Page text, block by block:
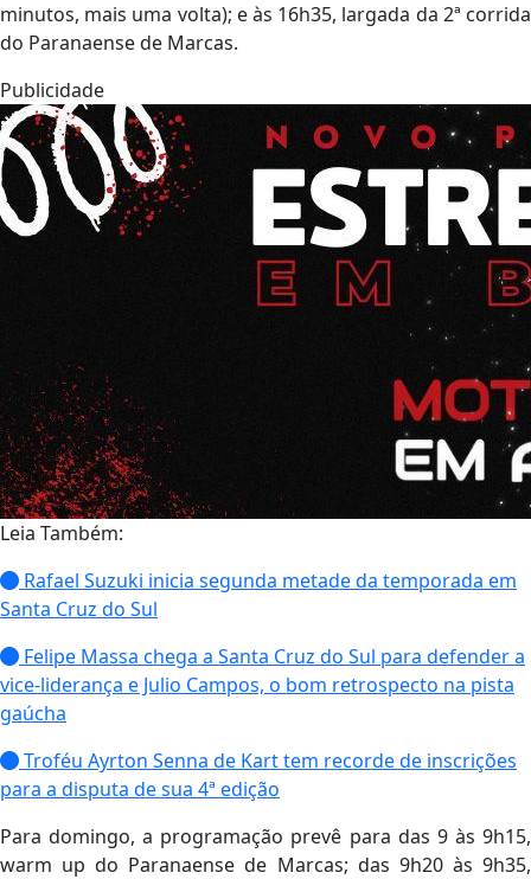
minutos, mais uma volta); e às 16h35, largada da 2ª corrida
do Paranaense de Marcas.
Publicidade
Leia Também:
Rafael Suzuki inicia segunda metade da temporada em
Santa Cruz do Sul
Felipe Massa chega a Santa Cruz do Sul para defender a
vice-liderança e Julio Campos, o bom retrospecto na pista
gaúcha
Troféu Ayrton Senna de Kart tem recorde de inscrições
para a disputa de sua 4ª edição
Para domingo, a programação prevê para das 9 às 9h15,
warm up do Paranaense de Marcas; das 9h20 às 9h35,